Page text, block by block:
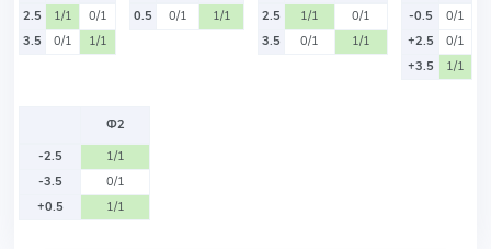
2.5
1/1
0/1
3.5
0/1 1/1
0.5
0/1 1/1
2.5
1/1
0/1
3.5
0/1 1/1
-0.5
0/1
+2.5
0/1
+3.5
1/1
Ф2
-2.5
1/1
-3.5
0/1
+0.5
1/1